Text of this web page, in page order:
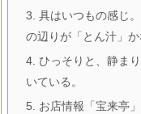
3. 具はいつもの感じ
の辺りが「とん汁」か
4. ひっそりと、静ま
いている。
5. お店情報「宝来亭」